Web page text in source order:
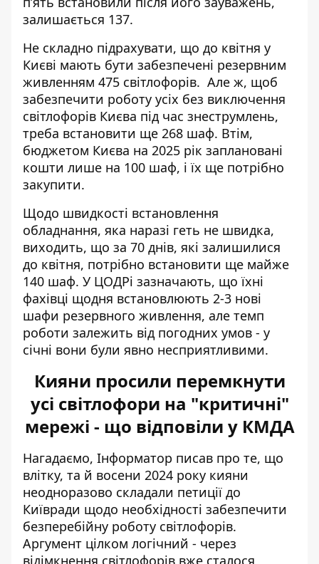
залишається 137.
Не складно підрахувати, що до квітня у
Києві мають бути забезпечені резервним
живленням 475 світлофорів. Але ж, щоб
забезпечити роботу усіх без виключення
світлофорів Києва під час знеструмлень,
треба встановити ще 268 шаф. Втім,
бюджетом Києва на 2025 рік заплановані
кошти лише на 100 шаф, і їх ще потрібно
закупити.
Щодо швидкості встановлення
обладнання, яка наразі геть не швидка,
виходить, що за 70 днів, які залишилися
до квітня, потрібно встановити ще майже
140 шаф. У ЦОДРі зазначають, що їхні
фахівці щодня встановлюють 2-3 нові
шафи резервного живлення, але темп
роботи залежить від погодних умов - у
січні вони були явно несприятливими.
Кияни просили перемкнути
усі світлофори на "критичні"
мережі - що відповіли у КМДА
Нагадаємо, Інформатор писав про те, що
влітку, та й восени 2024 року кияни
неодноразово складали петиції до
Київради щодо необхідності забезпечити
безперебійну роботу світлофорів.
Аргумент цілком логічний - через
відімкнення світлофорів вже сталося